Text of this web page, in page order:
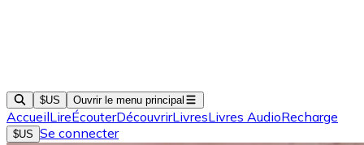
$US Ouvrir le menu principal
AccueilLireÉcouterDécouvrirLivresLivres AudioRecharge
$US Se connecter